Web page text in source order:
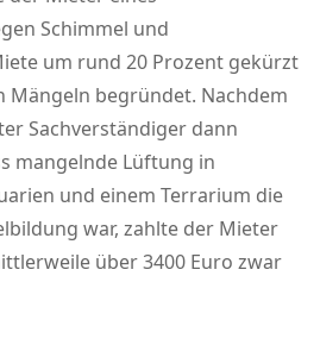
Schimmel und
um rund 20 Prozent gekürzt
Mängeln begründet. Nachdem
Sachverständiger dann
mangelnde Lüftung in
und einem Terrarium die
war, zahlte der Mieter
über 3400 Euro zwar